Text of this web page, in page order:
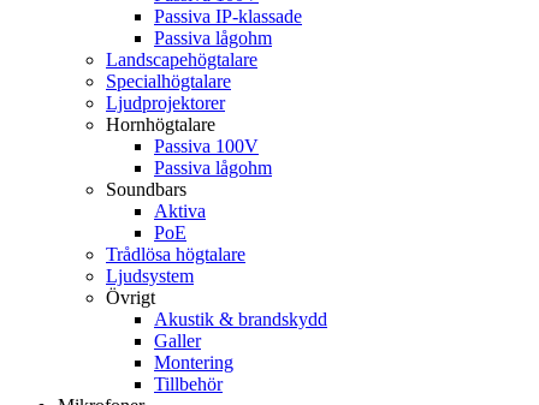
Passiva IP-klassade
Passiva lågohm
Landscapehögtalare
Specialhögtalare
Ljudprojektorer
Hornhögtalare
Passiva 100V
Passiva lågohm
Soundbars
Aktiva
PoE
Trådlösa högtalare
Ljudsystem
Övrigt
Akustik & brandskydd
Galler
Montering
Tillbehör